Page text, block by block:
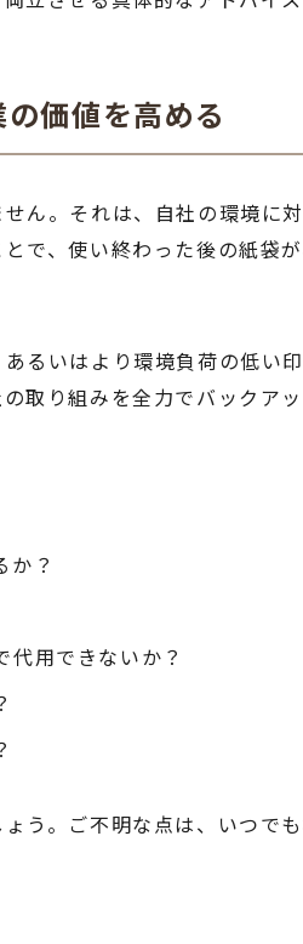
価値を高める
ん。それは、自社の環境に
で、使い終わった後の紙袋
るいはより環境負荷の低い
取り組みを全力でバックアッ
か？
代用できないか？
う。ご不明な点は、いつで